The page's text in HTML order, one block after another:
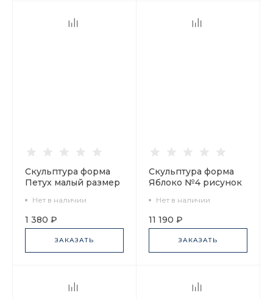
Скульптура форма
Петух малый размер
Нет в наличии
1 380 ₽
ЗАКАЗАТЬ
Скульптура форма
Яблоко №4 рисунок
62.03399.00.5
Нет в наличии
11 190 ₽
ЗАКАЗАТЬ